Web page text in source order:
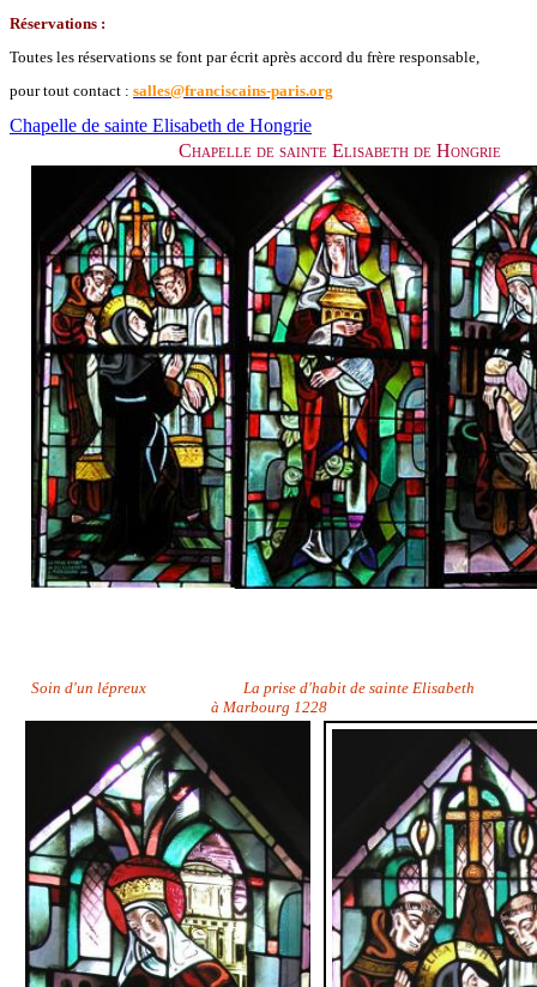
Réservations :
Toutes les réservations se font par écrit après accord du frère responsable,
pour tout contact : salles@franciscains-paris.org
Chapelle de sainte Elisabeth de Hongrie
Chapelle de sainte Elisabeth de Hongrie
Soin d'un lépreux La prise d'habit de sainte Elisabeth
à Marbourg 1228